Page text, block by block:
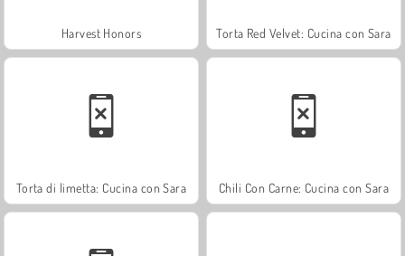
Harvest Honors Torta Red Velvet: Cucina con Sara
Torta di limetta: Cucina con Sara Chili Con Carne: Cucina con Sara